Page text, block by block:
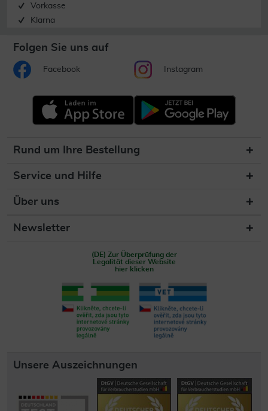
Vorkasse
Klarna
Folgen Sie uns auf
Facebook Instagram
Rund um Ihre Bestellung
Service und Hilfe
Über uns
Newsletter
(DE) Zur Überprüfung der
Legalität dieser Website
hier klicken
Unsere Auszeichnungen